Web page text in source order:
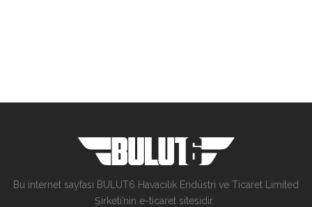
Bu internet sayfası BULUT6 Havacılık Endüstri ve Ticaret Limited
Şirketi’nin e-ticaret sitesidir.